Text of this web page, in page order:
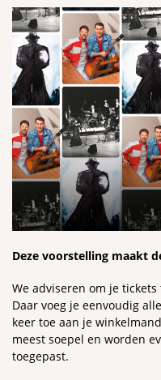
Deze voorstelling maakt
We adviseren om je
Daar voeg je eenvoudig
keer toe aan je
meest soepel en worden
toegepast.